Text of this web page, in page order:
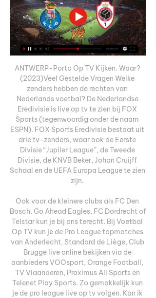
ANTWERP-Porto Op TV Kijken. Waar?
(2023)Veel Gestelde Vragen Welke
zenders hebben de rechten van
Nederlands voetbal? De Nederlandse
Eredivisie is live op tv te zien bij FOX
Sports (tegenwoordig onder de naam
ESPN). FOX Sports Eredivisie bestaat uit
drie tv-zenders, waar ook de Eerste
Divisie “Jupiler League”, de Tweede
Divisie, de KNVB Beker, Johan Cruijff
Schaal en de UEFA Europa League te zien
zijn.
Ook voor de kleinere clubs als FC Den
Bosch, Go Ahead Eagles, FC Dordrecht of
Telstar kun je bij ons terecht. Bij Voetbal
Op TV kun je de Pro League topmatches
van Anderlecht, Standard de Liège, Club
Brugge live online bekijken via de
aanbieders VOOsport, Orange Football,
TV Vlaanderen, Proximus All Sports en
Telenet Play Sports. Zo gemakkelijk kun
je de pro league live op tv volgen. Kan ik